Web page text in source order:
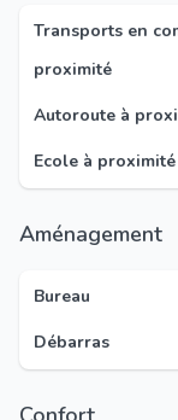
Transports en
proximité
Autoroute à
Ecole à proximité
Aménagement
Bureau
Débarras